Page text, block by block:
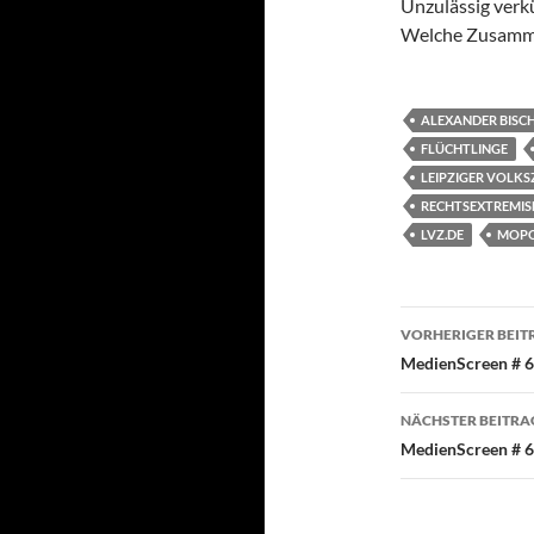
Unzulässig
Welche
ALEXANDER
FLÜCHTLINGE
LEIPZIGER
LVZ.DE
VORHERIGER
MedienScreen #
NÄCHSTER
MedienScreen #